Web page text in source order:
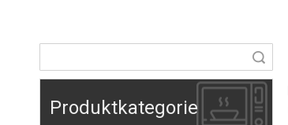
Produktkategorie